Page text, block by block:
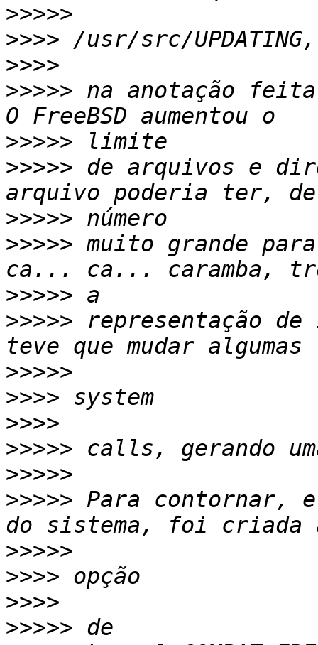
>>>>>
>>>>
>>>>
>>>>> na anotação feita
>>>>>
>>>>> de arquivos e
>>>>>
>>>>> muito grande
>>>>>
>>>>> representação
>>>>>
>>>>
>>>>
>>>>>
>>>>>
>>>>> Para contornar,
>>>>>
>>>>
>>>>
>>>>>